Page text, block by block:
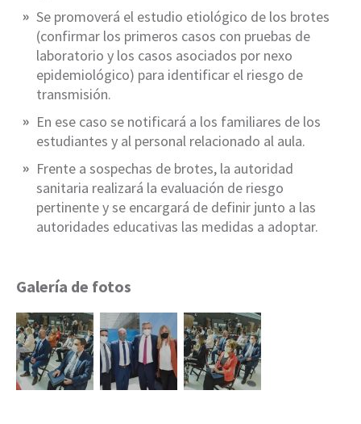
Se promoverá el estudio etiológico de los brotes
(confirmar los primeros casos con pruebas de
laboratorio y los casos asociados por nexo
epidemiológico) para identificar el riesgo de
transmisión.
En ese caso se notificará a los familiares de los
estudiantes y al personal relacionado al aula.
Frente a sospechas de brotes, la autoridad
sanitaria realizará la evaluación de riesgo
pertinente y se encargará de definir junto a las
autoridades educativas las medidas a adoptar.
Galería de fotos